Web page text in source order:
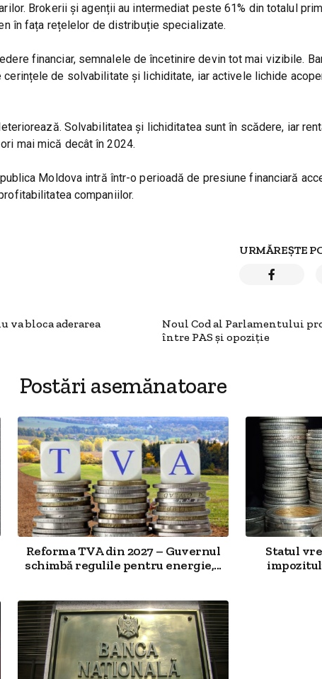
Brokerii și agenții au intermediat peste 61% din totalul
în fața rețelelor de distribuție specializate.
financiar, semnalele de încetinire devin tot mai vizibile.
de solvabilitate și lichiditate, iar activele lichide
Solvabilitatea și lichiditatea sunt în scădere, iar
mai mică decât în 2024.
Moldova intră într-o perioadă de presiune financiară
companiilor.
URMĂREȘTE
va bloca aderarea
Noul Cod al Parlamentului
între PAS și opoziție
Postări asemănatoare
Reforma TVA din 2027 – Guvernul
schimbă regulile pentru energie,...
Statul